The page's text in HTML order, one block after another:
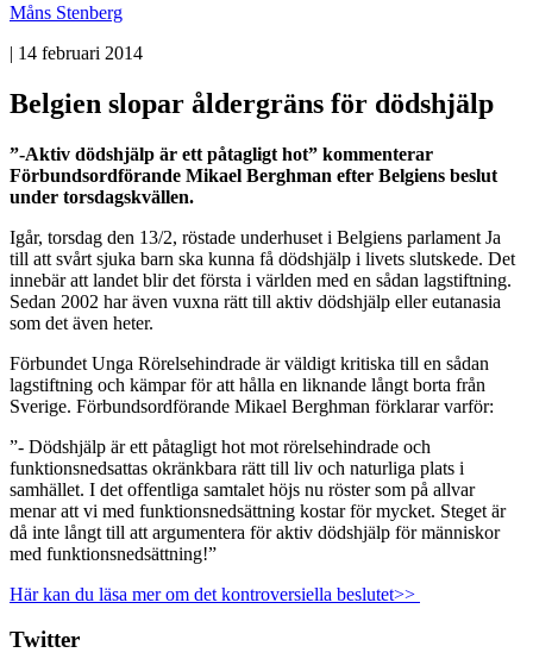
Måns Stenberg
| 14 februari 2014
Belgien slopar åldergräns för dödshjälp
”-Aktiv dödshjälp är ett påtagligt hot” kommenterar
Förbundsordförande Mikael Berghman efter Belgiens beslut
under torsdagskvällen.
Igår, torsdag den 13/2, röstade underhuset i Belgiens parlament Ja
till att svårt sjuka barn ska kunna få dödshjälp i livets slutskede. Det
innebär att landet blir det första i världen med en sådan lagstiftning.
Sedan 2002 har även vuxna rätt till aktiv dödshjälp eller eutanasia
som det även heter.
Förbundet Unga Rörelsehindrade är väldigt kritiska till en sådan
lagstiftning och kämpar för att hålla en liknande långt borta från
Sverige. Förbundsordförande Mikael Berghman förklarar varför:
”- Dödshjälp är ett påtagligt hot mot rörelsehindrade och
funktionsnedsattas okränkbara rätt till liv och naturliga plats i
samhället. I det offentliga samtalet höjs nu röster som på allvar
menar att vi med funktionsnedsättning kostar för mycket. Steget är
då inte långt till att argumentera för aktiv dödshjälp för människor
med funktionsnedsättning!”
Här kan du läsa mer om det kontroversiella beslutet>>
Twitter